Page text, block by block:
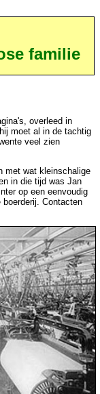
familie
overleed in
moet al in de tachtig
veel zien
met wat kleinschalige
in die tijd was Jan
op een eenvoudig
Contacten